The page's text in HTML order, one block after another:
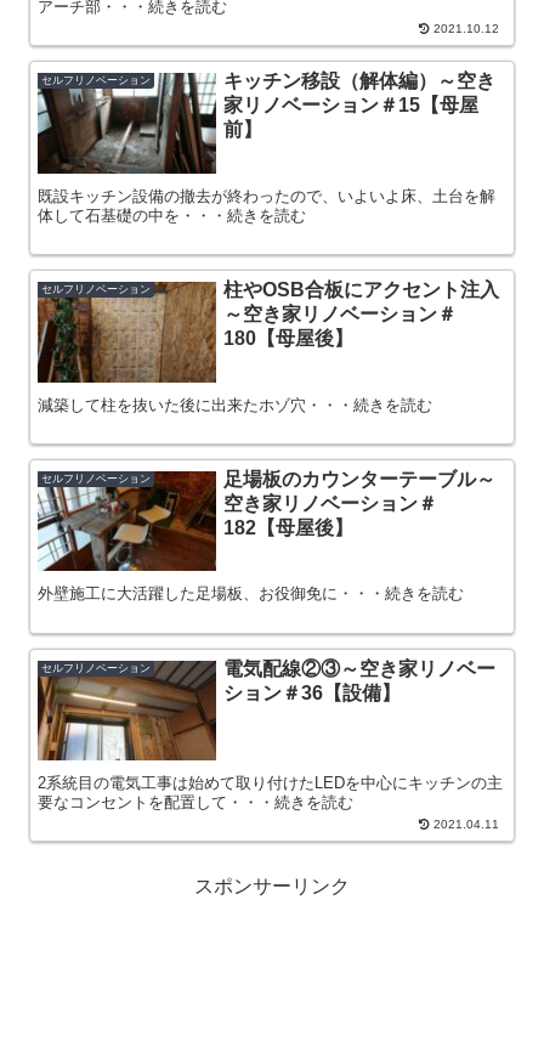
アーチ部・・・続きを読む
2021.10.12
セルフリノベーション
キッチン移設（解体編）～空き
家リノベーション＃15【母屋
前】
既設キッチン設備の撤去が終わったので、いよいよ床、土台を解
体して石基礎の中を・・・続きを読む
セルフリノベーション
柱やOSB合板にアクセント注入
～空き家リノベーション＃
180【母屋後】
減築して柱を抜いた後に出来たホゾ穴・・・続きを読む
セルフリノベーション
足場板のカウンターテーブル～
空き家リノベーション＃
182【母屋後】
外壁施工に大活躍した足場板、お役御免に・・・続きを読む
セルフリノベーション
電気配線②③～空き家リノベー
ション＃36【設備】
2系統目の電気工事は始めて取り付けたLEDを中心にキッチンの主
要なコンセントを配置して・・・続きを読む
2021.04.11
スポンサーリンク